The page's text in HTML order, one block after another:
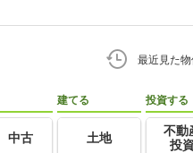
最近見た
中古
建てる
土地
投資する
不動
投